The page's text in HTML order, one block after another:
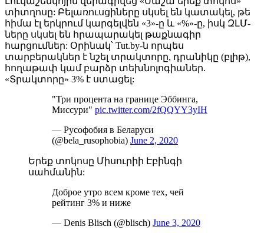
տիտղոսը: Բելառուսցիները սկսել են կատակել, թե
հիմա էլ երկրում կարգելվեն «3»-ը և «%»-ը, իսկ ԶԼՄ-
ները սկսել են հրապարակել թաքնագիր
հարցումներ: Օրինակ՝ Tut.by-ն որպես
տարբերակներ է նշել տրակտորը, դրանիկը (բլիթ),
հողաթափ կամ բարձր տեխնոլոգիաներ.
«Տրակտորը» 3% է ստացել:
"Три процента на границе Эббинга,
Миссури" pic.twitter.com/2fQQYY3yIH
— Русофобия в Беларуси
(@bela_rusophobia) June 2, 2020
Երեք տոկոսը Միսուրիի Էբինգի
սահմանին:
Доброе утро всем кроме тех, чей
рейтинг 3% и ниже
— Denis Blisch (@blisch) June 3, 2020